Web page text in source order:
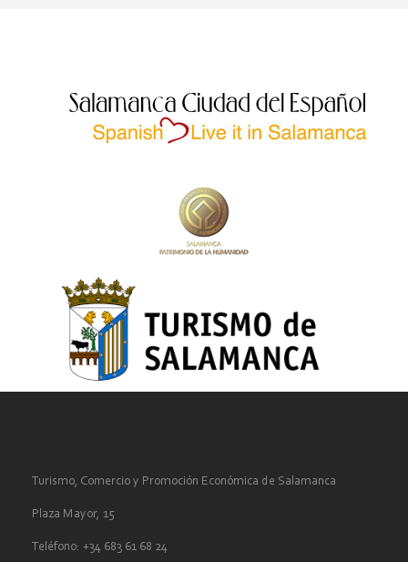
Turismo, Comercio y Promoción Económica de Salamanca
Plaza Mayor, 15
Teléfono: +34 683 61 68 24